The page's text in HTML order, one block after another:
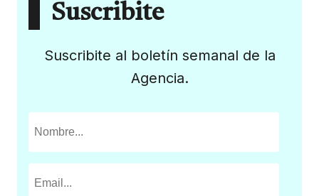
Suscribite
Suscribite al boletín semanal de la
Agencia.